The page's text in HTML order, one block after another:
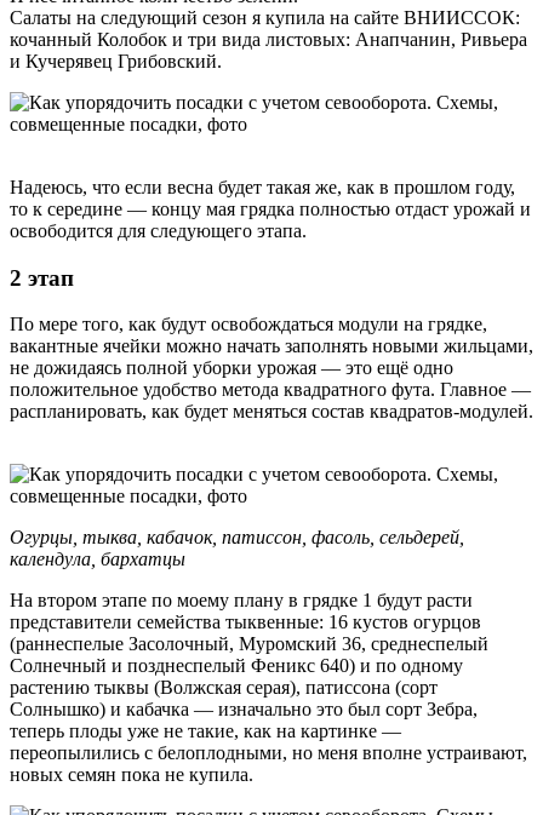
Салаты на следующий сезон я купила на сайте ВНИИССОК:
кочанный Колобок и три вида листовых: Анапчанин, Ривьера
и Кучерявец Грибовский.
Надеюсь, что если весна будет такая же, как в прошлом году,
то к середине — концу мая грядка полностью отдаст урожай и
освободится для следующего этапа.
2 этап
По мере того, как будут освобождаться модули на грядке,
вакантные ячейки можно начать заполнять новыми жильцами,
не дожидаясь полной уборки урожая — это ещё одно
положительное удобство метода квадратного фута. Главное —
распланировать, как будет меняться состав квадратов-модулей.
Огурцы, тыква, кабачок, патиссон, фасоль, сельдерей,
календула, бархатцы
На втором этапе по моему плану в грядке 1 будут расти
представители семейства тыквенные: 16 кустов огурцов
(раннеспелые Засолочный, Муромский 36, среднеспелый
Солнечный и позднеспелый Феникс 640) и по одному
растению тыквы (Волжская серая), патиссона (сорт
Солнышко) и кабачка — изначально это был сорт Зебра,
теперь плоды уже не такие, как на картинке —
переопылились с белоплодными, но меня вполне устраивают,
новых семян пока не купила.